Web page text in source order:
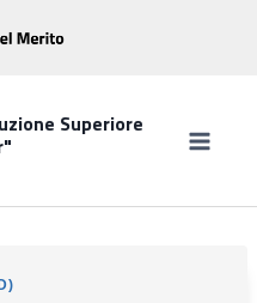
Superiore